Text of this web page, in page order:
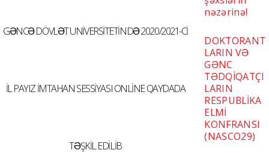
GƏNCƏ DÖVLƏT UNİVERSİTETİNDƏ 2020/2021-Cİ
İL PAYIZ İMTAHAN SESSİYASI ONLİNE QAYDADA
TƏŞKİL EDİLİB
nəzərinə!
DOKTORANT
LARIN VƏ
GƏNC
TƏDQİQATÇI
LARIN
RESPUBLİKA
ELMİ
KONFRANSI
(NASCO29)